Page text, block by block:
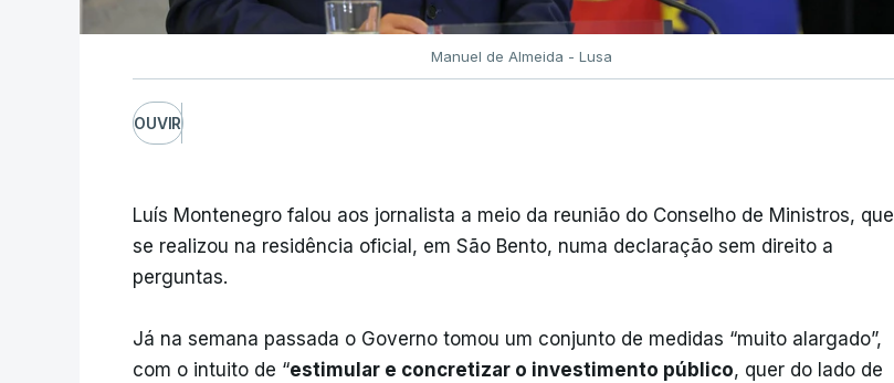
Manuel de Almeida - Lusa
OUVIR
Luís Montenegro falou aos jornalista a meio da reunião do Conselho de Ministros, que
se realizou na residência oficial, em São Bento, numa declaração sem direito a
perguntas.
Já na semana passada o Governo tomou um conjunto de medidas “muito alargado”,
com o intuito de “estimular e concretizar o investimento público, quer do lado de